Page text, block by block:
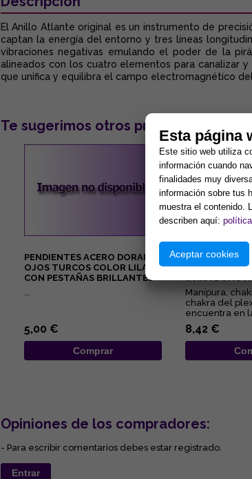
El Anillo Atlante original es un instrumento de
captan la energía del entorno y tres líneas
vibraciones negativas emulando el poder de la
alineados con los cuatro elementos para canalizar
que unifica y equilibra el campo electromagnético
Te sugerimos otros productos:
PENDIENTES ACERO DORADO
OJOS TURCOS COLOR LILA
CON PESTAÑAS BRILLANTES
...
5,00 €
Comprar
COLGANTE
MANIPURA
(PARA DONUT)
Manipura,
chakra del
encuentra en
del abdomen
8,42 €
Opiniones de los compradores:
- Para escribir comentarios debes estar registrado.
Entrar
Esta página
Este sitio web utiliza
información cuando
finalidades muy
información sobre tus
muestra el contenido.
describen aquí:
Aceptar cookies